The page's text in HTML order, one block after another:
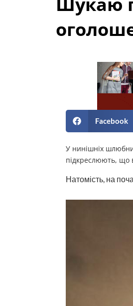
Facebook
У нинішніх
підкреслюють, що
Натомість, на